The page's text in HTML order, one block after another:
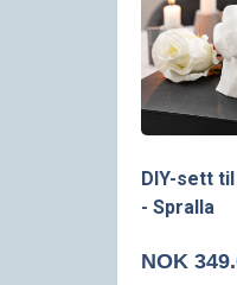
DIY-sett
- Spralla
NOK